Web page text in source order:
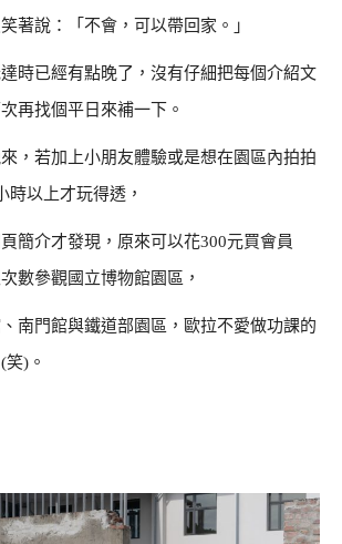
著說：「不會，可以帶回家。」
時已經有點晚了，沒有仔細把每個介紹文
再找個平日來補一下。
，若加上小朋友體驗或是想在園區內拍拍
時以上才玩得透，
簡介才發現，原來可以花300元買會員
數參觀國立博物館園區，
南門館與鐵道部園區，歐拉不愛做功課的
)。